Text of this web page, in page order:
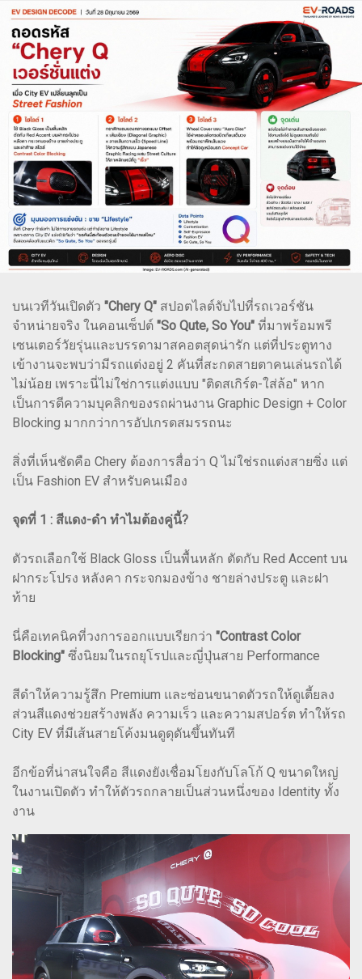
บนเวทีวันเปิดตัว "Chery Q" สปอตไลต์จับไปที่รถเวอร์ชัน
จำหน่ายจริง ในคอนเซ็ปต์ "So Qute, So You" ที่มาพร้อมพรี
เซนเตอร์วัยรุ่นและบรรดามาสคอตสุดน่ารัก แต่ที่ประตูทาง
เข้างานจะพบว่ามีรถแต่งอยู่ 2 คันที่สะกดสายตาคนเล่นรถได้
ไม่น้อย เพราะนี่ไม่ใช่การแต่งแบบ "ติดสเกิร์ต-ใส่ล้อ" หาก
เป็นการตีความบุคลิกของรถผ่านงาน Graphic Design + Color
Blocking มากกว่าการอัปเกรดสมรรถนะ
สิ่งที่เห็นชัดคือ Chery ต้องการสื่อว่า Q ไม่ใช่รถแต่งสายซิ่ง แต่
เป็น Fashion EV สำหรับคนเมือง
จุดที่ 1 : สีแดง-ดำ ทำไมต้องคู่นี้?
ตัวรถเลือกใช้ Black Gloss เป็นพื้นหลัก ตัดกับ Red Accent บน
ฝากระโปรง หลังคา กระจกมองข้าง ชายล่างประตู และฝา
ท้าย
นี่คือเทคนิคที่วงการออกแบบเรียกว่า "Contrast Color
Blocking" ซึ่งนิยมในรถยุโรปและญี่ปุ่นสาย Performance
สีดำให้ความรู้สึก Premium และซ่อนขนาดตัวรถให้ดูเตี้ยลง
ส่วนสีแดงช่วยสร้างพลัง ความเร็ว และความสปอร์ต ทำให้รถ
City EV ที่มีเส้นสายโค้งมนดูดุดันขึ้นทันที
อีกข้อที่น่าสนใจคือ สีแดงยังเชื่อมโยงกับโลโก้ Q ขนาดใหญ่
ในงานเปิดตัว ทำให้ตัวรถกลายเป็นส่วนหนึ่งของ Identity ทั้ง
งาน